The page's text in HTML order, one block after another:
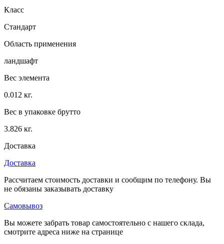
Класс
Стандарт
Область применения
ландшафт
Вес элемента
0.012 кг.
Вес в упаковке брутто
3.826 кг.
Доставка
Доставка
Рассчитаем стоимость доставки и сообщим по телефону. Вы
не обязаны заказывать доставку
Самовывоз
Вы можете забрать товар самостоятельно с нашего склада,
смотрите адреса ниже на странице